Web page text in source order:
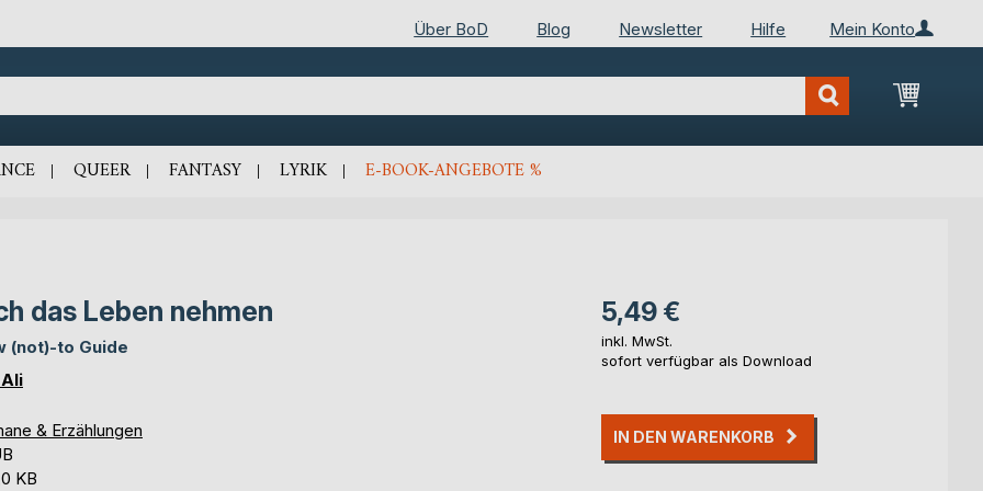
Mein Konto
Über BoD Blog Newsletter Hilfe
Mein
QUEER FANTASY LYRIK E-BOOK-ANGEBOTE %
das Leben nehmen
(not)-to Guide
& Erzählungen
KB
5,49 €
inkl. MwSt.
sofort verfügbar als Download
IN DEN WARENKORB